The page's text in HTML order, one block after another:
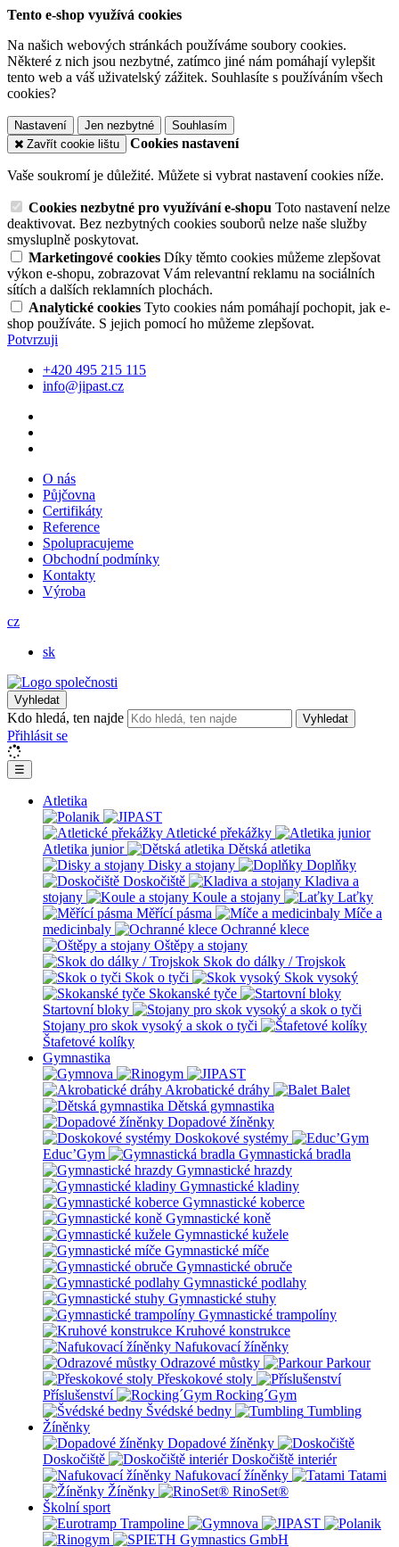
Tento e-shop využívá cookies
Na našich webových stránkách používáme soubory cookies.
Některé z nich jsou nezbytné, zatímco jiné nám pomáhají vylepšit
tento web a váš uživatelský zážitek. Souhlasíte s používáním všech
cookies?
Nastavení Jen nezbytné
Souhlasím
Zavřít cookie lištu
Cookies nastavení
Vaše soukromí je důležité. Můžete si vybrat nastavení cookies níže.
Cookies nezbytné pro využívání e-shopu Toto nastavení nelze
deaktivovat. Bez nezbytných cookies souborů nelze naše služby
smysluplně poskytovat.
Marketingové cookies Díky těmto cookies můžeme zlepšovat
výkon e-shopu, zobrazovat Vám relevantní reklamu na sociálních
sítích a dalších reklamních plochách.
Analytické cookies Tyto cookies nám pomáhají pochopit, jak e-
shop používáte. S jejich pomocí ho můžeme zlepšovat.
Potvrzuji
+420 495 215 115
info@jipast.cz
O nás
Půjčovna
Certifikáty
Reference
Spolupracujeme
Obchodní podmínky
Kontakty
Výroba
cz
sk
Vyhledat
Kdo hledá, ten najde Vyhledat
Přihlásit se
☰
Atletika
Atletické překážky
Atletika junior
Dětská atletika
Disky a stojany
Doplňky
Doskočiště
Kladiva a
stojany
Koule a stojany
Laťky
Měřící pásma
Míče a
medicinbaly
Ochranné klece
Oštěpy a stojany
Skok do dálky / Trojskok
Skok o tyči
Skok vysoký
Skokanské tyče
Startovní bloky
Stojany pro skok vysoký a skok o tyči
Štafetové kolíky
Gymnastika
Akrobatické dráhy
Balet
Dětská gymnastika
Dopadové žíněnky
Doskokové systémy
Educ’Gym
Gymnastická bradla
Gymnastické hrazdy
Gymnastické kladiny
Gymnastické koberce
Gymnastické koně
Gymnastické kužele
Gymnastické míče
Gymnastické obruče
Gymnastické podlahy
Gymnastické stuhy
Gymnastické trampolíny
Kruhové konstrukce
Nafukovací žíněnky
Odrazové můstky
Parkour
Přeskokové stoly
Příslušenství
Rocking´Gym
Švédské bedny
Tumbling
Žíněnky
Dopadové žíněnky
Doskočiště
Doskočiště interiér
Nafukovací žíněnky
Tatami
Žíněnky
RinoSet®
Školní sport